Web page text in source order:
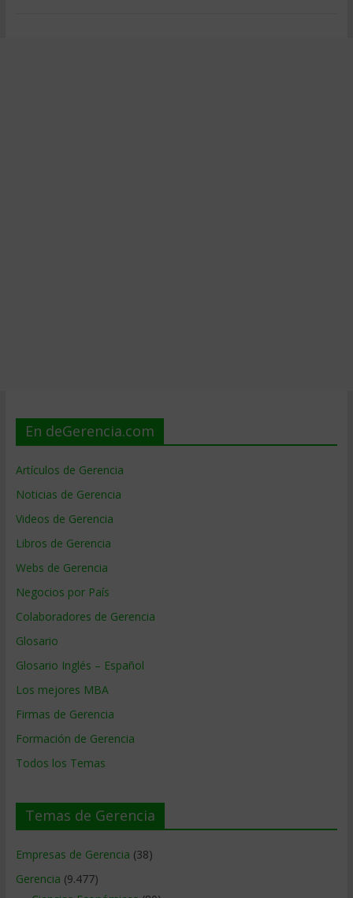
En deGerencia.com
Artículos de Gerencia
Noticias de Gerencia
Videos de Gerencia
Libros de Gerencia
Webs de Gerencia
Negocios por País
Colaboradores de Gerencia
Glosario
Glosario Inglés – Español
Los mejores MBA
Firmas de Gerencia
Formación de Gerencia
Todos los Temas
Temas de Gerencia
Empresas de Gerencia (38)
Gerencia (9.477)